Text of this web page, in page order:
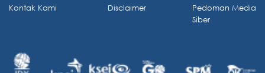
Kontak Kami
Disclaimer
Pedoman Media
Siber